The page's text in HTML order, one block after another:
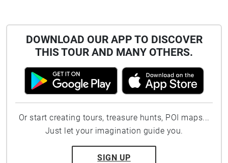
DOWNLOAD OUR APP TO DISCOVER
THIS TOUR AND MANY OTHERS.
Or start creating tours, treasure hunts, POI maps...
Just let your imagination guide you.
SIGN UP